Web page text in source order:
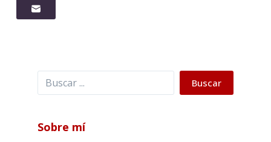
Buscar Buscar
Sobre mí